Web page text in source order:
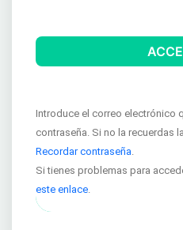
Introduce el correo electrónico
contraseña. Si no la recuerdas
Recordar contraseña.
Si tienes problemas para
este enlace.